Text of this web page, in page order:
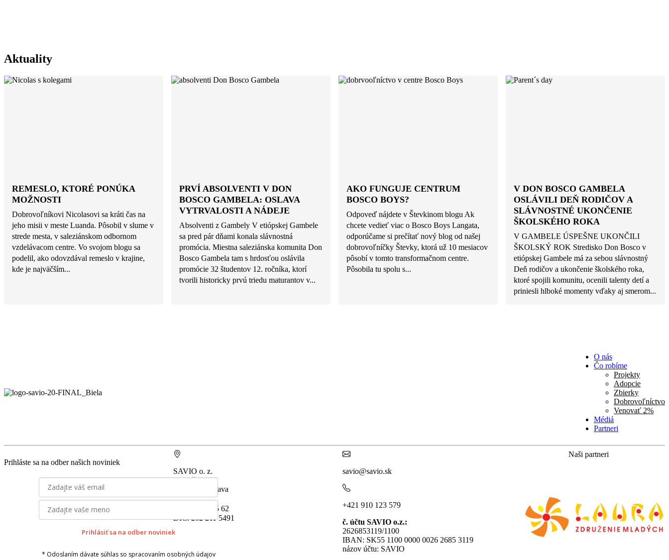
Aktuality
REMESLO, KTORÉ PONÚKA
MOŽNOSTI
Dobrovoľníkovi Nicolasovi sa kráti čas na
jeho misii v meste Luanda. Pôsobil v slume v
strede mesta, v saleziánskom odbornom
vzdelávacom centre. Vo svojom blogu sa
podelil, ako odovzdával remeslo v krajine,
kde je najväčším...
PRVÍ ABSOLVENTI V DON
BOSCO GAMBELA: OSLAVA
VYTRVALOSTI A NÁDEJE
Absolventi z Gambely V etiópskej Gambele
sa pred pár dňami konala slávnostná
promócia. Miestna saleziánska komunita Don
Bosco Gambela tam s hrdosťou oslávila
promócie 32 študentov 12. ročníka, ktorí
tvorili historicky prvú triedu maturantov v...
AKO FUNGUJE CENTRUM
BOSCO BOYS?
Odpoveď nájdete v Števkinom blogu Ak
chcete vedieť viac o Bosco Boys Langata,
odporúčame si prečítať nový blog od našej
dobrovoľníčky Števky, ktorá už 10 mesiacov
pôsobí v tomto transformačnom centre.
Pôsobila tu spolu s...
V DON BOSCO GAMBELA
OSLÁVILI DEŇ RODIČOV A
SLÁVNOSTNÉ UKONČENIE
ŠKOLSKÉHO ROKA
V GAMBELE ÚSPEŠNE UKONČILI
ŠKOLSKÝ ROK Stredisko Don Bosco v
etiópskej Gambele má za sebou slávnostný
Deň rodičov a ukončenie školského roka,
ktoré spojili komunitu, ocenili talenty detí a
priniesli hlboké momenty vďaky aj smerom...
O nás
Čo robíme
Projekty
Adopcie
Zbierky
Dobrovoľníctvo
Venovať 2%
Médiá
Partneri
Prihláste sa na odber našich noviniek
Prihlásiť sa na odber noviniek
* Odoslaním dávate súhlas so spracovaním osobných údajov
SAVIO o. z.
Miletičova 7
821 08 Bratislava
IČO: 30 79 95 62
DIČ: 202 211 5491
savio@savio.sk
+421 910 123 579
č. účtu SAVIO o.z.:
2626853119/1100
IBAN: SK55 1100 0000 0026 2685 3119
názov účtu: SAVIO
Naši partneri